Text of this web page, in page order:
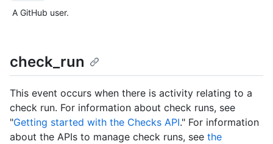
A GitHub user.
check_run
This event occurs when there is activity relating to a
check run. For information about check runs, see
"Getting started with the Checks API." For information
about the APIs to manage check runs, see the